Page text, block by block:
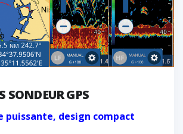
SONDEUR GPS
puissante, design compact